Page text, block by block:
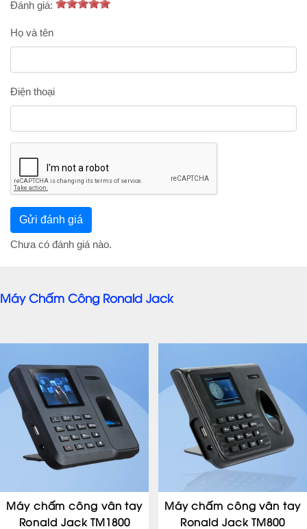
Đánh giá:
Họ và tên
Điện thoại
Chưa có đánh giá nào.
Máy Chấm Công Ronald Jack
Máy chấm công vân tay
Ronald Jack TM1800
Máy chấm công vân tay
Ronald Jack TM800